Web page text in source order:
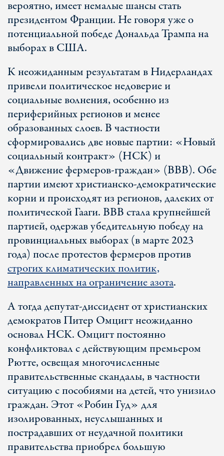
вероятно, имеет немалые шансы стать
президентом Франции. Не говоря уже о
потенциальной победе Дональда Трампа на
выборах в США.
К неожиданным результатам в Нидерландах
привели политическое недоверие и
социальные волнения, особенно из
периферийных регионов и менее
образованных слоев. В частности
сформировались две новые партии: «Новый
социальный контракт» (НСК) и
«Движение фермеров-граждан» (BBB). Обе
партии имеют христианско-демократические
корни и происходят из регионов, далеких от
политической Гааги. BBB стала крупнейшей
партией, одержав убедительную победу на
провинциальных выборах (в марте 2023
года) после протестов фермеров против
строгих климатических политик,
направленных на ограничение азота.
А тогда депутат-диссидент от христианских
демократов Питер Омцигт неожиданно
основал НСК. Омцигт постоянно
конфликтовал с действующим премьером
Рютте, освещая многочисленные
правительственные скандалы, в частности
ситуацию с пособиями на детей, что унизило
граждан. Этот «Робин Гуд» для
изолированных, неуслышанных и
пострадавших от неудачной политики
правительства приобрел большую